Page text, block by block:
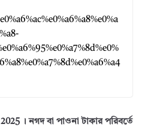
। নগদ বা পাওনা টাকার পরিবর্তে